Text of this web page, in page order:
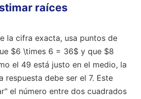
raíces
la cifra exacta, usa puntos de
$6 \times 6 = 36$ y que $8
el 49 está justo en el medio, la
respuesta debe ser el 7. Este
el número entre dos cuadrados